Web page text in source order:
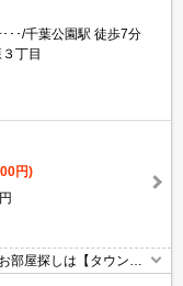
･･/千葉公園駅 徒歩7分
丁目
円)
部屋探しは【タウンハ
内見・現地待ち合わせ